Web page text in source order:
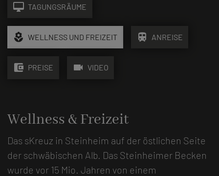
desktop_mac TAGUNGSRÄUME
local_florist WELLNESS UND FREIZEIT train ANREISE
account_balance_wallet PREISE videocam VIDEO
Wellness & Freizeit
Das sKreuz in Steinheim auf der östlichen Seite
der schwäbischen Alb. Das Steinheimer Becken
wurde vor 15 Mio. Jahren von einem